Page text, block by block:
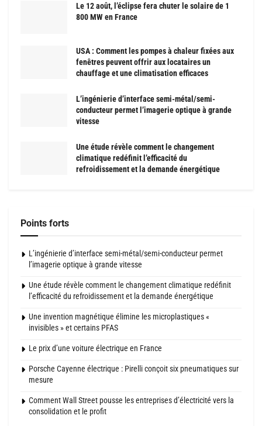
Le 12 août, l’éclipse fera chuter le solaire de 1
800 MW en France
USA : Comment les pompes à chaleur fixées aux
fenêtres peuvent offrir aux locataires un
chauffage et une climatisation efficaces
L’ingénierie d’interface semi-métal/semi-
conducteur permet l’imagerie optique à grande
vitesse
Une étude révèle comment le changement
climatique redéfinit l’efficacité du
refroidissement et la demande énergétique
Points forts
L’ingénierie d’interface semi-métal/semi-conducteur permet
l’imagerie optique à grande vitesse
Une étude révèle comment le changement climatique redéfinit
l’efficacité du refroidissement et la demande énergétique
Une invention magnétique élimine les microplastiques «
invisibles » et certains PFAS
Le prix d’une voiture électrique en France
Porsche Cayenne électrique : Pirelli conçoit six pneumatiques sur
mesure
Comment Wall Street pousse les entreprises d’électricité vers la
consolidation et le profit